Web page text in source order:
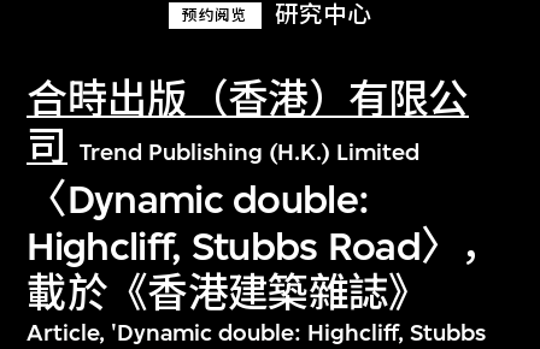
预约阅览 研究中心
合時出版（香港）有限公
司
Trend Publishing (H.K.) Limited
〈Dynamic double:
Highcliff, Stubbs Road〉，
載於《香港建築雜誌》
Article, 'Dynamic double: Highcliff, Stubbs
探索世界顶级的二十及二十一世纪视觉
文化藏品。